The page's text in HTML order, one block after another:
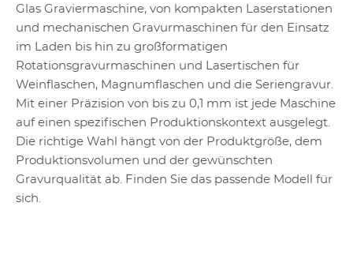
Glas Graviermaschine, von kompakten Laserstationen
und mechanischen Gravurmaschinen für den Einsatz
im Laden bis hin zu großformatigen
Rotationsgravurmaschinen und Lasertischen für
Weinflaschen, Magnumflaschen und die Seriengravur.
Mit einer Präzision von bis zu 0,1 mm ist jede Maschine
auf einen spezifischen Produktionskontext ausgelegt.
Die richtige Wahl hängt von der Produktgröße, dem
Produktionsvolumen und der gewünschten
Gravurqualität ab. Finden Sie das passende Modell für
sich.